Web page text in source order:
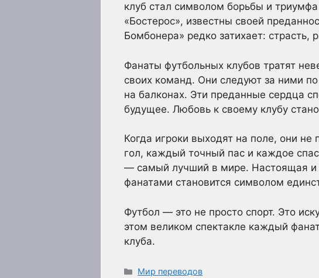
клуб стал символом борьбы и
«Бостерос», известны своей
Бомбонера» редко затихает:
Фанаты футбольных клубов тратят
своих команд. Они следуют за ними
на балконах. Эти преданные сердца
будущее. Любовь к своему клубу
Когда игроки выходят на поле, они
гол, каждый точный пас и каждое
— самый лучший в мире. Настоящая и
фанатами становится символом
Футбол — это не просто спорт. Это
этом великом спектакле каждый
клуба.
Рубрики
Мир переводов